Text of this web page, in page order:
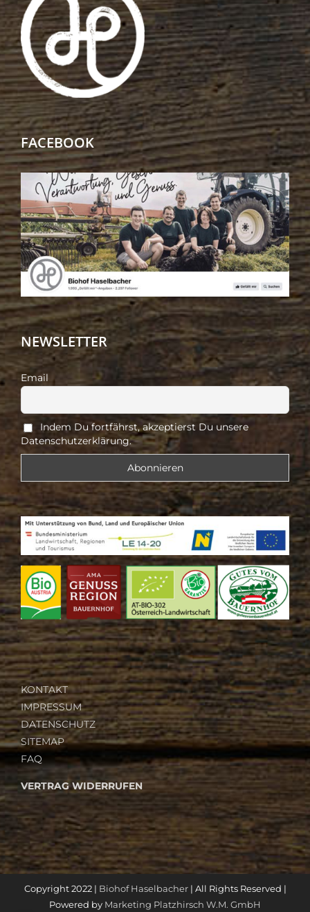
FACEBOOK
NEWSLETTER
Email
Indem Du fortfährst, akzeptierst Du unsere
Datenschutzerklärung.
KONTAKT
IMPRESSUM
DATENSCHUTZ
SITEMAP
FAQ
VERTRAG WIDERRUFEN
Copyright 2022 | Biohof Haselbacher| All Rights Reserved |
Powered by Marketing Platzhirsch W.M. GmbH